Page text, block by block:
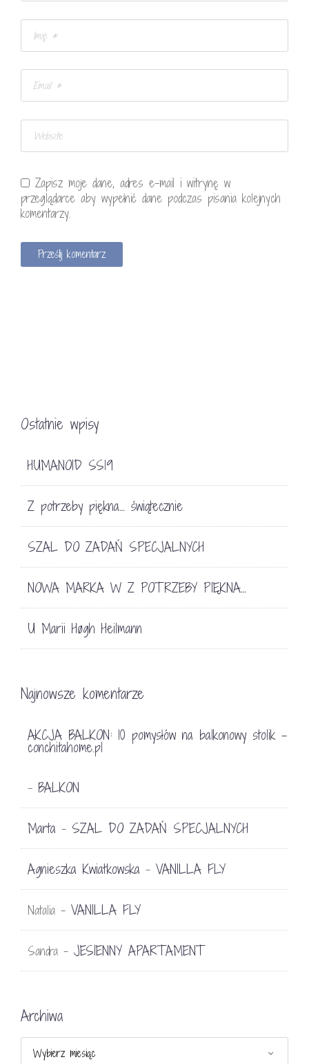
Zapisz moje dane, adres e-mail i witrynę w
przeglądarce aby wypełnić dane podczas pisania kolejnych
komentarzy.
Ostatnie wpisy
HUMANOID SS19
Z potrzeby piękna… świątecznie
SZAL DO ZADAŃ SPECJALNYCH
NOWA MARKA W Z POTRZEBY PIĘKNA…
U Marii Høgh Heilmann
Najnowsze komentarze
AKCJA BALKON: 10 pomysłów na balkonowy stolik -
conchitahome.pl
- BALKON
Marta - SZAL DO ZADAŃ SPECJALNYCH
Agnieszka Kwiatkowska - VANILLA FLY
Natalia - VANILLA FLY
Sandra - JESIENNY APARTAMENT
Archiwa